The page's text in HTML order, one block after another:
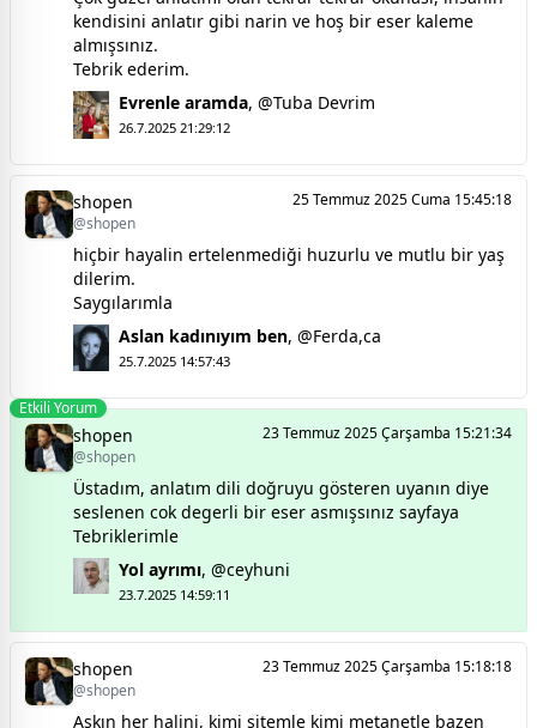
kendisini anlatır gibi narin ve hoş bir eser kaleme
almışsınız.
Tebrik ederim.
Evrenle aramda, @Tuba Devrim
26.7.2025 21:29:12
shopen
@shopen
25 Temmuz 2025 Cuma 15:45:18
hiçbir hayalin ertelenmediği huzurlu ve mutlu bir yaş
dilerim.
Saygılarımla
Aslan kadınıyım ben, @Ferda,ca
25.7.2025 14:57:43
Etkili Yorum
shopen
@shopen
23 Temmuz 2025 Çarşamba 15:21:34
Üstadım, anlatım dili doğruyu gösteren uyanın diye
seslenen cok degerli bir eser asmışsınız sayfaya
Tebriklerimle
Yol ayrımı, @ceyhuni
23.7.2025 14:59:11
shopen
@shopen
23 Temmuz 2025 Çarşamba 15:18:18
Aşkın her halini, kimi sitemle kimi metanetle bazen